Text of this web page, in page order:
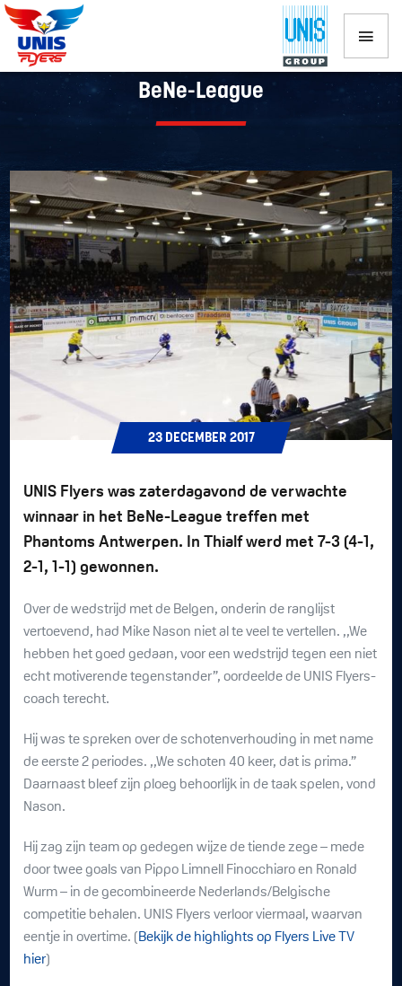
Mike Nason tevreden met eerste deel
BeNe-League
23 DECEMBER 2017
UNIS Flyers was zaterdagavond de verwachte
winnaar in het BeNe-League treffen met
Phantoms Antwerpen. In Thialf werd met 7-3 (4-1,
2-1, 1-1) gewonnen.
Over de wedstrijd met de Belgen, onderin de ranglijst
vertoevend, had Mike Nason niet al te veel te vertellen. ,,We
hebben het goed gedaan, voor een wedstrijd tegen een niet
echt motiverende tegenstander”, oordeelde de UNIS Flyers-
coach terecht.
Hij was te spreken over de schotenverhouding in met name
de eerste 2 periodes. ,,We schoten 40 keer, dat is prima.”
Daarnaast bleef zijn ploeg behoorlijk in de taak spelen, vond
Nason.
Hij zag zijn team op gedegen wijze de tiende zege – mede
door twee goals van Pippo Limnell Finocchiaro en Ronald
Wurm – in de gecombineerde Nederlands/Belgische
competitie behalen. UNIS Flyers verloor viermaal, waarvan
eentje in overtime. ( Bekijk de highlights op Flyers Live TV
hier)